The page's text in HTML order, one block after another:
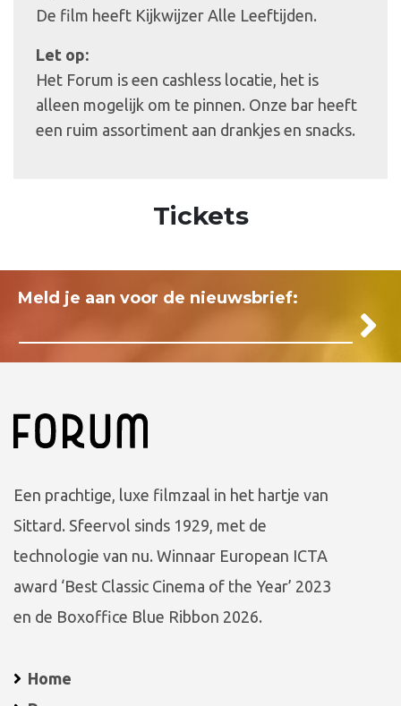
De film heeft Kijkwijzer Alle Leeftijden.
Let op:
Het Forum is een cashless locatie, het is
alleen mogelijk om te pinnen. Onze bar heeft
een ruim assortiment aan drankjes en snacks.
Tickets
Meld je aan voor de nieuwsbrief:
Een prachtige, luxe filmzaal in het hartje van
Sittard. Sfeervol sinds 1929, met de
technologie van nu. Winnaar European ICTA
award ‘Best Classic Cinema of the Year’ 2023
en de Boxoffice Blue Ribbon 2026.
Home